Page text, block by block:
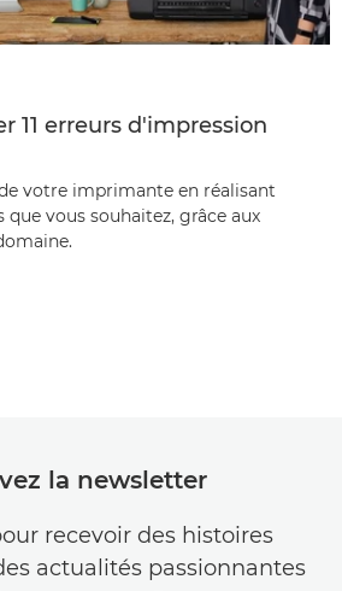
11 erreurs d'impression
votre imprimante en réalisant
vous souhaitez, grâce aux
la newsletter
recevoir des histoires
actualités passionnantes